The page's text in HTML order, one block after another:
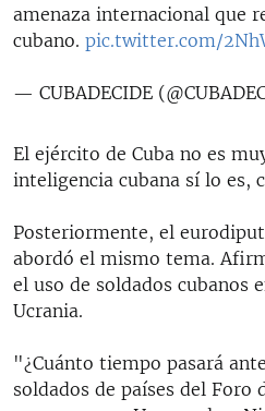
amenaza internacional que
cubano. pic.twitter.com/
— CUBADECIDE
El ejército de Cuba no es
inteligencia cubana sí lo es,
Posteriormente, el
abordó el mismo tema.
el uso de soldados cubanos
Ucrania.
"¿Cuánto tiempo pasará
soldados de países del Foro